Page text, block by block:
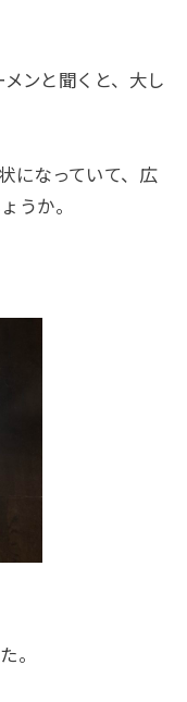
ンと聞くと、大し
になっていて、広
うか。
。